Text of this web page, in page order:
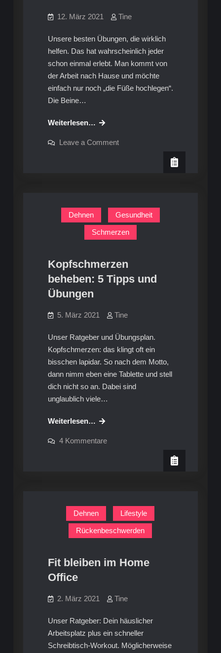
12. März 2021 Tine
Unsere besten Übungen, die wirklich
helfen. Das hat wahrscheinlich jeder
schon einmal erlebt. Man kommt von
der Arbeit nach Hause und möchte
einfach nur noch „die Füße hochlegen“.
Die Beine…
Weiterlesen… Übungen
schmerzende
Leave a Commenton
Dehnen Gesundheit
Schmerzen
Kopfschmerzen
beheben: 5 Tipps und
Übungen
5. März 2021 Tine
Unser Ratgeber und Übungsplan.
Kopfschmerzen: das klingt oft ein
bisschen lapidar. So nach dem Motto,
dann nimm eben eine Tablette und stell
dich nicht so an. Dabei sind
unglaublich viele…
Weiterlesen… Kopfschmerzen
5
4 Kommentarezu
Dehnen Lifestyle
Rückenbeschwerden
Fit bleiben im Home
Office
2. März 2021 Tine
Unser Ratgeber: Dein häuslicher
Arbeitsplatz plus ein schneller
Schreibtisch-Workout. Möglicherweise